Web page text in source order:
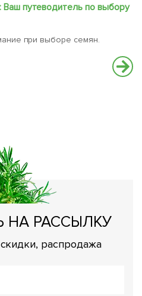
путеводитель по выбору
при выборе семян.
РАССЫЛКУ
распродажа